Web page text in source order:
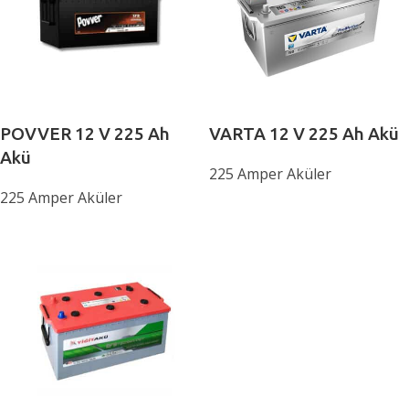
POVVER 12 V 225 Ah
Akü
225 Amper Aküler
VARTA 12 V 225 Ah Akü
225 Amper Aküler